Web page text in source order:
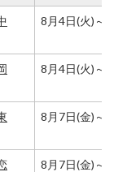
8月4日(火)～
8月4日(火)～
8月7日(金)～
8月7日(金)～